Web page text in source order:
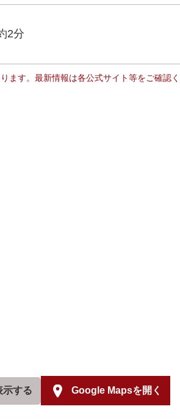
2分
ます。最新情報は各公式サイト等をご確認
示する Google Mapsを開く